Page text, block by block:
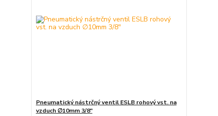
Pneumatický nástrčný ventil ESLB rohový vst. na
vzduch ∅10mm 3/8"